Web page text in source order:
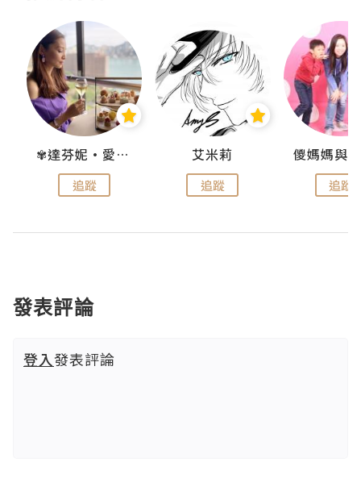
✾達芬妮•愛孩子•愛生活✾
追蹤
艾米莉
追蹤 追蹤
發表評論
登入發表評論